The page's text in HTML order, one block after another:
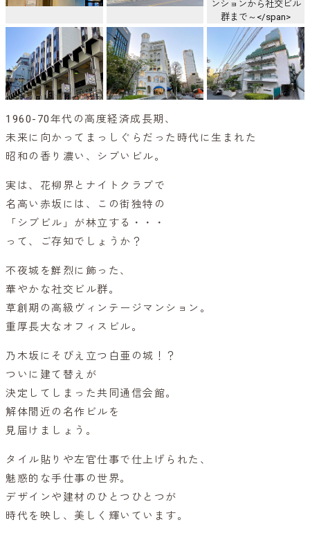
1960-70年代の高度経済成長期、
未来に向かってまっしぐらだった時代に生まれた
昭和の香り濃い、シブいビル。
実は、花柳界とナイトクラブで
名高い赤坂には、この街独特の
「シブビル」が林立する・・・
って、ご存知でしょうか？
不夜城を鮮烈に飾った、
華やかな社交ビル群。
草創期の高級ヴィンテージマンション。
重厚長大なオフィスビル。
乃木坂にそびえ立つ白亜の城！？
ついに建て替えが
決定してしまった共同通信会館。
解体間近の名作ビルを
見届けましょう。
タイル貼りや左官仕事で仕上げられた、
魅惑的な手仕事の世界。
デザインや建材のひとつひとつが
時代を映し、美しく輝いています。